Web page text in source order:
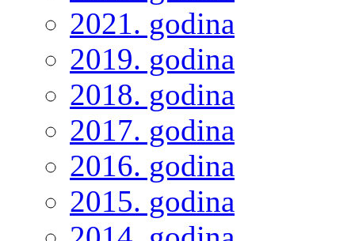
2021. godina
2019. godina
2018. godina
2017. godina
2016. godina
2015. godina